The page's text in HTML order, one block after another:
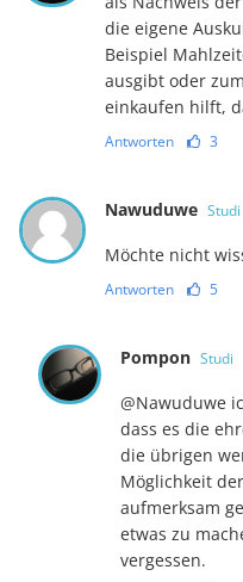
die eigene
Beispiel
ausgibt oder
einkaufen hilft,
Antworten 3
Nawuduwe Studi
Möchte nicht
Antworten 5
Pompon Studi
@Nawuduwe
dass es die
die übrigen
Möglichkeit
aufmerksam
etwas zu
vergessen.